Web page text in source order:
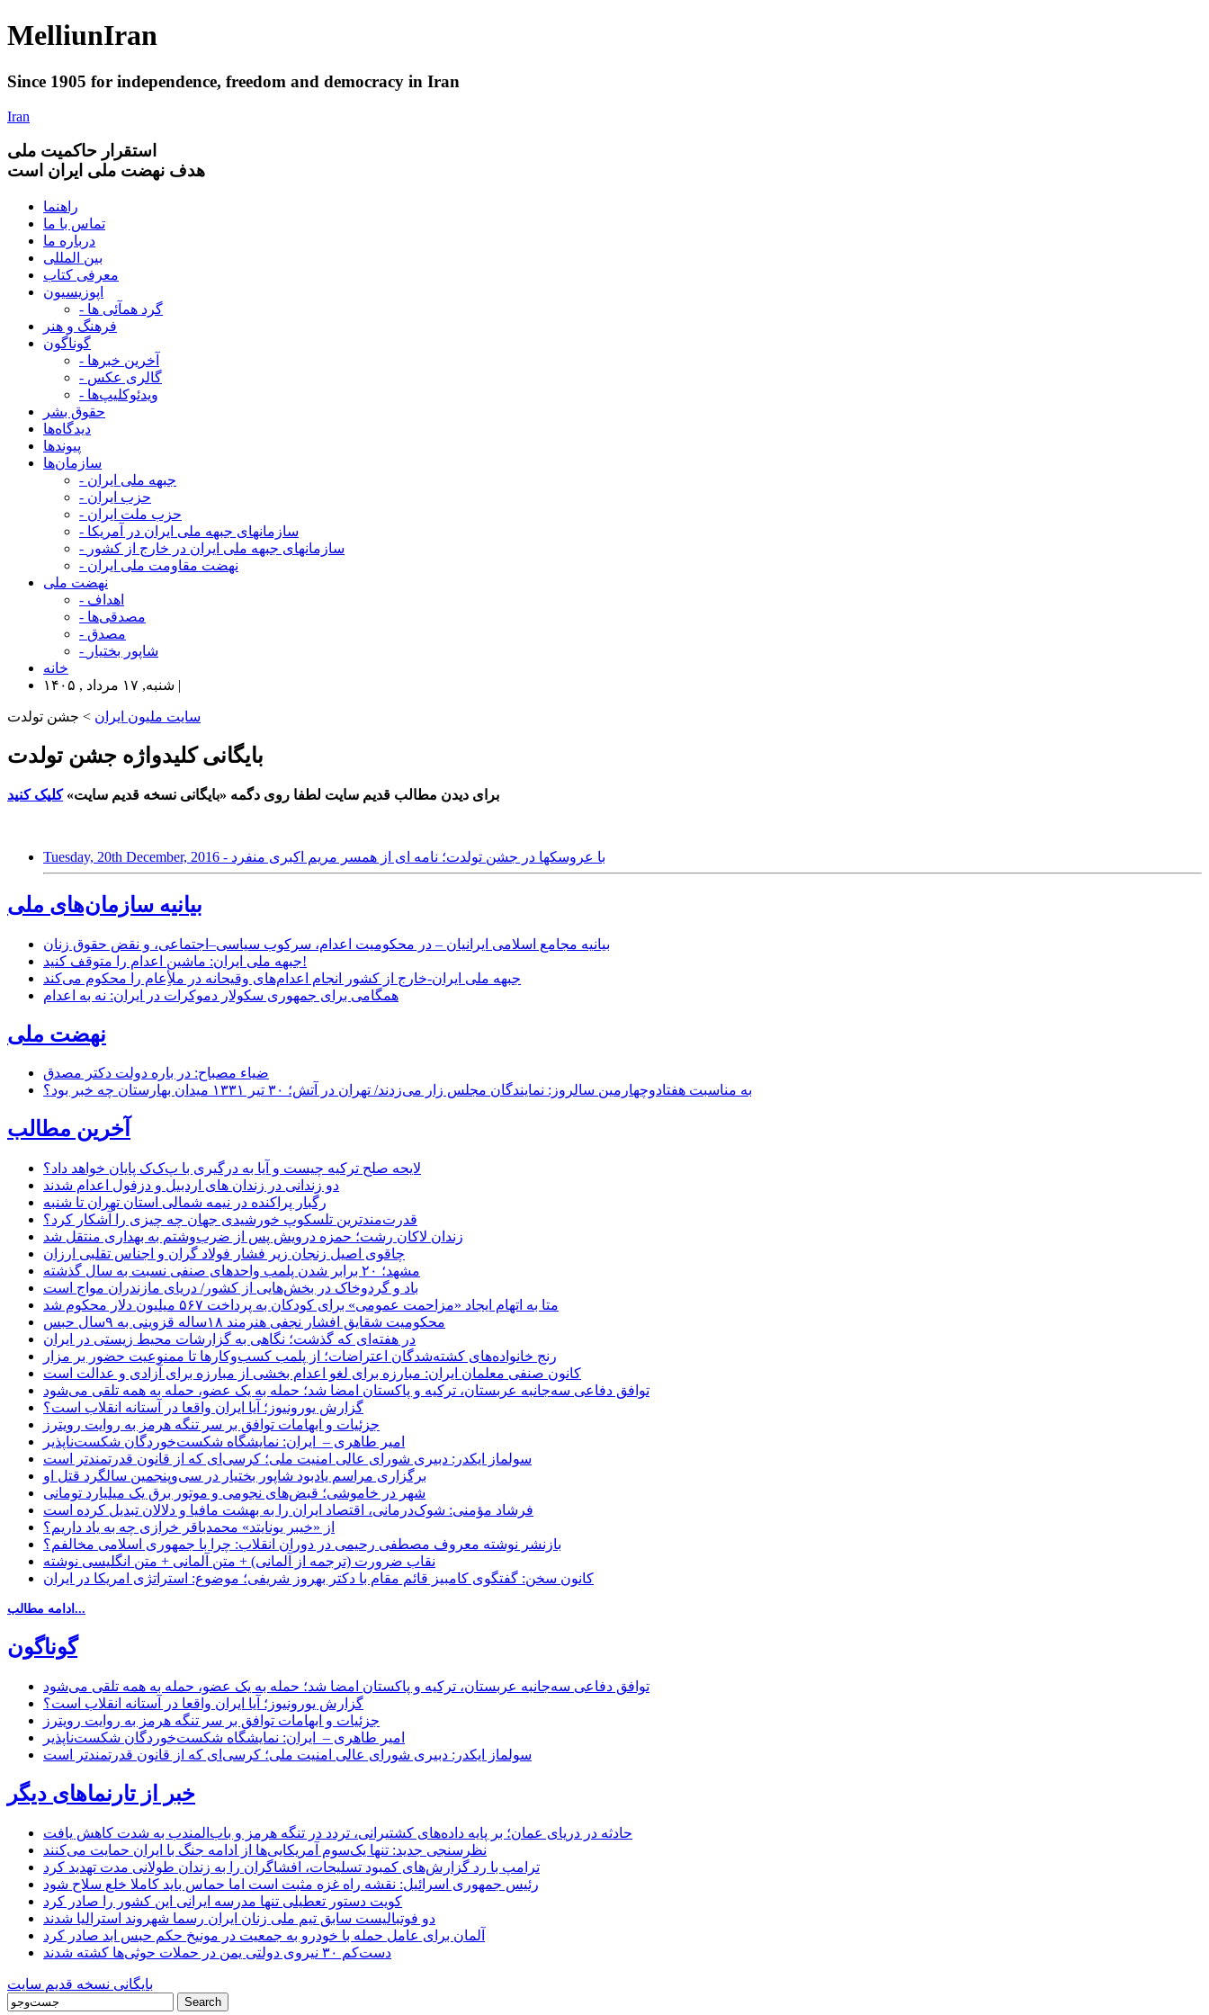
MelliunIran
Since 1905 for independence, freedom and democracy in Iran
Iran
استقرار حاکميت ملی
هدف نهضت ملی ایران است
راهنما
تماس با ما
درباره ما
بین المللی
معرفی کتاب
اپوزیسیون
- گرد همآئی ها
فرهنگ و هنر
گوناگون
- آخرین خبرها
- گالری عکس
- ویدئوکلیپ‌ها
حقوق بشر
دیدگاه‌ها
پیوندها
سازمان‌ها
- جبهه ملی ایران
- حزب ایران
- حزب ملت ایران
- سازمانهای جبهه ملی ایران در آمریکا
- سازمانهای جبهه ملی ایران در خارج از کشور
- نهضت مقاومت ملی ایران
نهضت ملی
- اهداف
- مصدقی‌ها
- مصدق
- شاپور بختیار
خانه
شنبه, ۱۷ مرداد , ۱۴۰۵ |
سایت ملیون ایران > جشن تولدت
بایگانی کلیدواژه جشن تولدت
برای دیدن مطالب قدیم سایت لطفا روی دگمه «بایگانی نسخه قدیم سایت»کلیک کنید
Tuesday, 20th December, 2016 - با عروسکها در جشن تولدت؛ نامه ای از همسر مریم اکبری منفرد
بیانیه سازمان‌های ملی
بیانیه مجامع اسلامی ایرانیان – در محکومیت اعدام، سرکوب سیاسی–اجتماعی، و نقض حقوق زنان
جبهه ملی ایران: ماشین اعدام را متوقف کنید!
جبهه ملی ایران-خارج از کشور انجام اعدام‌های وقیحانه در ملأِعام را محکوم می‌کند
همگامی برای جمهوری سکولار دموکرات در ایران: نه به اعدام
نهضت ملی
ضیاء مصباح: در باره دولت دکتر مصدق
به مناسبت هفتادوچهارمین سالروز: نمایندگان مجلس زار می‌زدند/ تهران در آتش؛ ۳۰ تیر ۱۳۳۱ میدان بهارستان چه خبر بود؟
آخرین مطالب
لایحه صلح ترکیه چیست و آیا به درگیری با پ‌ک‌ک پایان خواهد داد؟
دو زندانی در زندان های اردبیل و دزفول اعدام شدند
رگبار پراکنده در نیمه شمالی استان تهران تا شنبه
قدرت‌مندترین تلسکوپ خورشیدی جهان چه چیزی را آشکار کرد؟
زندان لاکان رشت؛ حمزه درویش پس از ضرب‌وشتم به بهداری منتقل شد
چاقوی اصیل زنجان زیر فشار فولاد گران و اجناس تقلبی ارزان
مشهد؛ ۲۰ برابر شدن پلمب واحدهای صنفی نسبت به سال گذشته
باد و گردوخاک در بخش‌هایی از کشور/ دریای مازندران مواج است
متا به اتهام ایجاد «مزاحمت عمومی» برای کودکان به پرداخت ۵۶۷ میلیون دلار محکوم شد
محکومیت شقایق افشار نجفی هنرمند ۱۸ساله قزوینی به ۹سال حبس
در هفته‌ای که گذشت؛ نگاهی به گزارشات محیط زیستی در ایران
رنج خانواده‌های کشته‌شدگان اعتراضات؛ از پلمب کسب‌وکارها تا ممنوعیت حضور بر مزار
کانون صنفی معلمان ایران: مبارزه برای لغو اعدام بخشی از مبارزه برای آزادی و عدالت است
توافق دفاعی سه‌جانبه عربستان، ترکیه و پاکستان امضا شد؛ حمله به یک عضو، حمله به همه تلقی می‌شود
گزارش یورونیوز؛ آیا ایران واقعا در آستانه انقلاب است؟
جزئیات و ابهامات توافق بر سر تنگه هرمز به روایت رویترز
امیر طاهری – ایران: نمایشگاه شکست‌خوردگان شکست‌ناپذیر
سولماز ایکدر: دبیری شورای عالی امنیت ملی؛ کرسی‌ای که از قانون قدرتمندتر است
برگزاری مراسم یادبود شاپور بختیار در سی‌وپنجمین سالگرد قتل او
شهر در خاموشی؛ قبض‌های نجومی و موتور برق یک میلیارد تومانی
فرشاد مؤمنی: شوک‌درمانی، اقتصاد ایران را به بهشت مافیا و دلالان تبدیل کرده است
از «خیبر یونایتد» محمدباقر خرازی چه به یاد داریم؟
بازنشر نوشته معروف مصطفی رحیمی در دوران انقلاب: چرا با جمهوری اسلامی مخالفم؟
نقاب ضرورت (ترجمه از آلمانی) + متن آلمانی + متن انگلیسی نوشته
کانون سخن: گفتگوی کامبیز قائم مقام با دکتر بهروز شریفی؛ موضوع: استراتژی امریکا در ایران
ادامه مطالب...
گوناگون
توافق دفاعی سه‌جانبه عربستان، ترکیه و پاکستان امضا شد؛ حمله به یک عضو، حمله به همه تلقی می‌شود
گزارش یورونیوز؛ آیا ایران واقعا در آستانه انقلاب است؟
جزئیات و ابهامات توافق بر سر تنگه هرمز به روایت رویترز
امیر طاهری – ایران: نمایشگاه شکست‌خوردگان شکست‌ناپذیر
سولماز ایکدر: دبیری شورای عالی امنیت ملی؛ کرسی‌ای که از قانون قدرتمندتر است
خبر از تارنماهای دیگر
حادثه در دریای عمان؛ بر پایه داده‌های کشتیرانی، تردد در تنگه هرمز و باب‌المندب به شدت کاهش یافت
نظرسنجی جدید: تنها یک‌سوم آمریکایی‌ها از ادامه جنگ با ایران حمایت می‌کنند
ترامپ با رد گزارش‌های کمبود تسلیحات، افشاگران را به زندان طولانی مدت تهدید کرد
رئیس‌ جمهوری اسرائیل: نقشه راه غزه مثبت است اما حماس باید کاملا خلع سلاح شود
کویت دستور تعطیلی تنها مدرسه ایرانی این کشور را صادر کرد
دو فوتبالیست سابق تیم ملی زنان ایران رسما شهروند استرالیا شدند
آلمان برای عامل حمله با خودرو به جمعیت در مونیخ حکم حبس ابد صادر کرد
دست‌کم ۳۰ نیروی دولتی یمن در حملات حوثی‌ها کشته شدند
بایگانی نسخه قدیم سایت